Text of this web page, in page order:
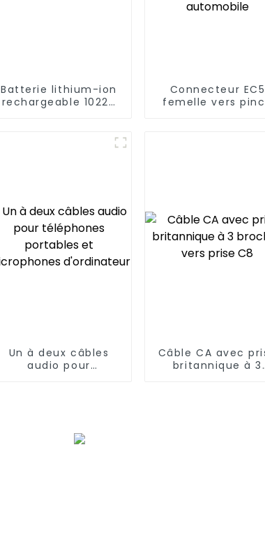
Batterie lithium-ion
rechargeable 10220
Connecteur EC5
femelle vers
secours
Un à deux câbles
audio pour
Câble CA avec
britannique à 3